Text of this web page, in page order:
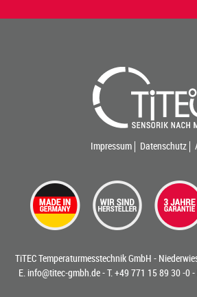
Impressum Datenschutz
TiTEC Temperaturmesstechnik GmbH -
E. info@titec-gmbh.de- T.+49 771 15 89 30 -0-